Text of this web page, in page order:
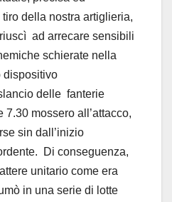
della nostra artiglieria,
ad arrecare sensibili
schierate nella
dispositivo
delle fanterie
mossero all’attacco,
sin dall’inizio
Di conseguenza,
unitario come era
in una serie di lotte